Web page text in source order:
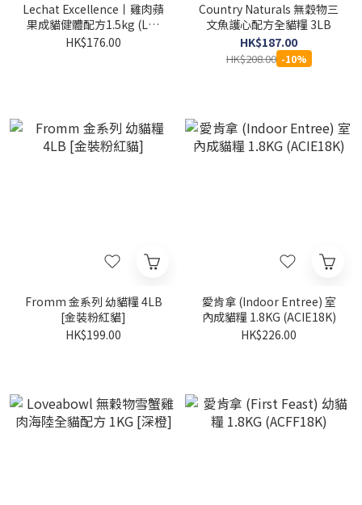
Lechat Excellence丨雞肉蘋
果成貓健體配方1.5kg (LE-
0158)
HK$176.00
Country Naturals 無穀物三
文魚護心配方全貓糧 3LB
HK$187.00
HK$208.00 -10%
Fromm 金系列 幼貓糧 4LB
[金裝粉紅貓]
HK$199.00
愛肯拿 (Indoor Entree) 室
內成貓糧 1.8KG (ACIE18K)
HK$226.00